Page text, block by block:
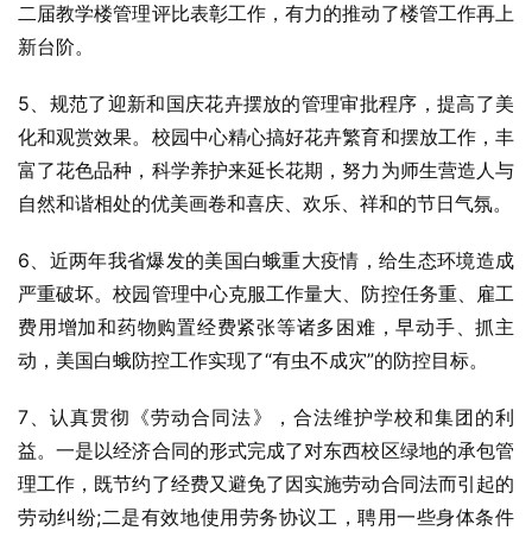
二届教学楼管理评比表彰工作，有力的推动了楼管工作再上
新台阶。
5、规范了迎新和国庆花卉摆放的管理审批程序，提高了美
化和观赏效果。校园中心精心搞好花卉繁育和摆放工作，丰
富了花色品种，科学养护来延长花期，努力为师生营造人与
自然和谐相处的优美画卷和喜庆、欢乐、祥和的节日气氛。
6、近两年我省爆发的美国白蛾重大疫情，给生态环境造成
严重破坏。校园管理中心克服工作量大、防控任务重、雇工
费用增加和药物购置经费紧张等诸多困难，早动手、抓主
动，美国白蛾防控工作实现了“有虫不成灾”的防控目标。
7、认真贯彻《劳动合同法》，合法维护学校和集团的利
益。一是以经济合同的形式完成了对东西校区绿地的承包管
理工作，既节约了经费又避免了因实施劳动合同法而引起的
劳动纠纷;二是有效地使用劳务协议工，聘用一些身体条件